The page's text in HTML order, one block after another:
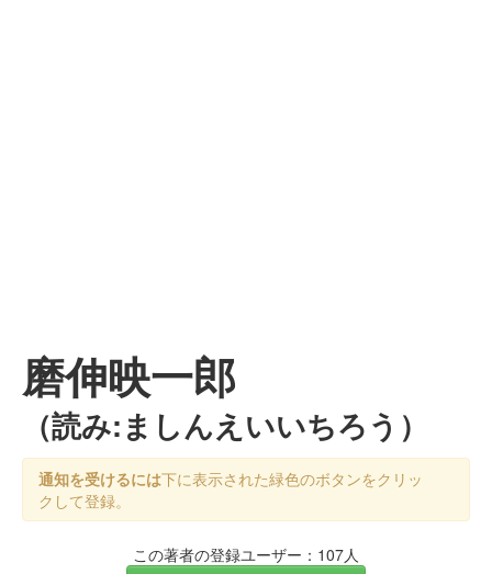
磨伸映一郎
（読み:ましんえいいちろう）
通知を受けるには下に表示された緑色のボタンをクリッ
クして登録。
この著者の登録ユーザー：107人